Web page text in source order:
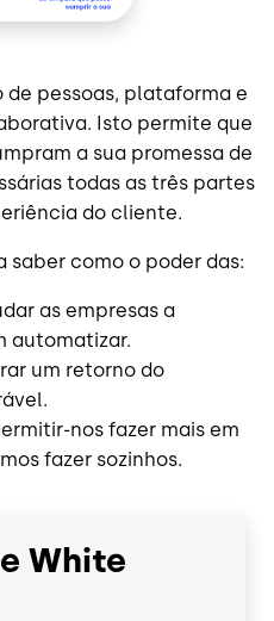
pessoas, plataforma e
Isto permite que
a sua promessa de
todas as três partes
do cliente.
saber como o poder das:
as empresas a
automatizar.
um retorno do
nos fazer mais em
fazer sozinhos.
White